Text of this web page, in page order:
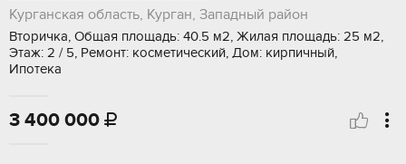
Курганская область, Курган, Западный район
Вторичка, Общая площадь: 40.5 м2, Жилая площадь: 25 м2,
Этаж: 2 / 5, Ремонт: косметический, Дом: кирпичный,
Ипотека
3 400 000 